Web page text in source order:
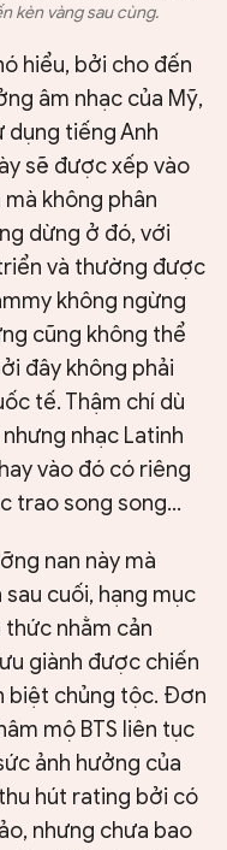
kèn vàng sau cùng.
hiểu, bởi cho đến
âm nhạc của Mỹ,
dụng tiếng Anh
sẽ được xếp vào
không phân
dừng ở đó, với
và thường được
không ngừng
cũng không thể
đây không phải
tế. Thậm chí dù
nhạc Latinh
vào đó có riêng
trao song song…
nan này mà
cuối, hạng mục
nhằm cản
giành được chiến
biệt chủng tộc. Đơn
mộ BTS liên tục
ảnh hưởng của
hút rating bởi có
nhưng chưa bao